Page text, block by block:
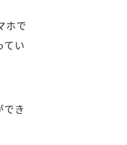
ホで
てい
でき